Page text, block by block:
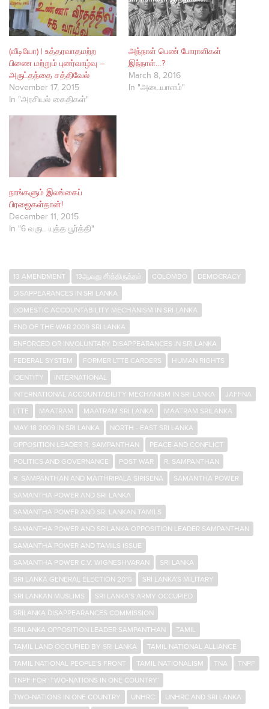
(வீடியோ) | உத்தரவாதமற்ற
பிணை மற்றும் புனர்வாழ்வு –
அருட்தந்தை சத்திவேல்
November 17, 2015
In "அரசியல் கைதிகள்"
அந்நாள் பெண் போராளிகள்
இந்நாள்…?
March 8, 2016
In "அடையாளம்"
நாங்களும் இலங்கைப்
பிரஜைகள்தான்!
December 11, 2015
In "6 வருட யுத்த பூர்த்தி"
13 AMENDMENT 13ஆவது சீர்த்திருத்தம் COLOMBO
DEMOCRACY
DISAPPEARANCES IN SRI LANKA
DOMESTIC ACCOUNTABILITY MECHANISM IN SRI LANKA
END OF THE WAR 2009 SRI LANKA
ENFORCED OR INVOLUNTARY DISAPPEARANCES IN SRI LANKA
FEDERAL SYSTEM
FORMER LTTE CARDERS
HUMAN RIGHTS
IDENTITY
INTERNATIONAL
INTERNATIONAL ACCOUNTABILITY MECHANISM IN SRI LANKA
JAFFNA
LTTE
MAATRAM MAATRAM SRI LANKA
MAATRAM SRILANKA
MAY 18 2009 IN SRI LANKA
NORTH - EAST SRI LANKA
OPPOSITION LEADER R. SAMPANTHAN
PEACE AND CONFLICT
POLITICS AND GOVERNANCE
POST WAR
R. SAMPANTHAN
R. SAMPANTHAN AND MAITHRIPALA SIRISENA
SAMANTHA POWER
SAMANTHA POWER AND SRI LANKA
SAMANTHA POWER AND SRI LANKAN TAMILS
SAMANTHA POWER AND SRILANKA OPPOSITION LEADER SAMPANTHAN
SAMANTHA POWER AND TAMILS ISSUE
SAMANTHA POWER C.V. WIGNESHVARAN
SRI LANKA
SRI LANKA GENERAL ELECTION 2015
SRI LANKA'S MILITARY
SRI LANKAN MUSLIMS
SRI LANKA’S ARMY OCCUPIED
SRILANKA DISAPPEARANCES COMMISSION
SRILANKA OPPOSITION LEADER SAMPANTHAN
TAMIL
TAMIL LAND OCCUPIED BY SRI LANKA
TAMIL NATIONAL ALLIANCE
TAMIL NATIONAL PEOPLE'S FRONT
TAMIL NATIONALISM TNA
TNPF
TNPF FOR ‘TWO-NATIONS IN ONE COUNTRY’
TWO-NATIONS IN ONE COUNTRY
UNHRC UNHRC AND SRI LANKA